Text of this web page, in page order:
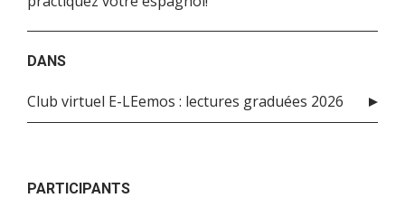
DANS
Club virtuel E-LEemos : lectures graduées 2026
PARTICIPANTS